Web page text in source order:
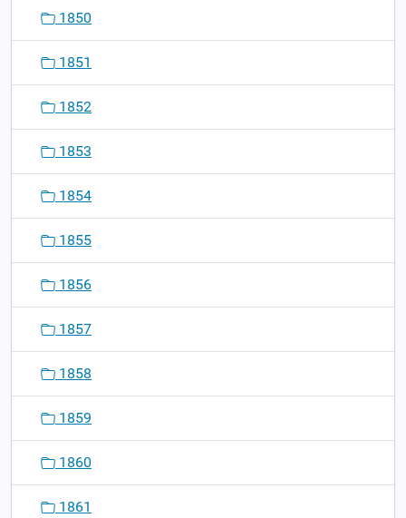
1850
1851
1852
1853
1854
1855
1856
1857
1858
1859
1860
1861